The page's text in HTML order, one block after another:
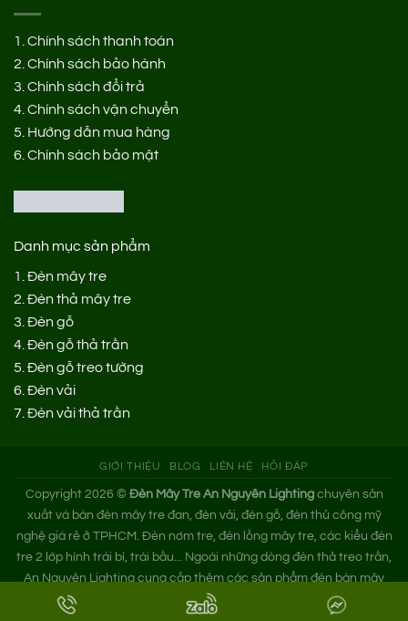
1. Chính sách thanh toán
2. Chính sách bảo hành
3. Chính sách đổi trả
4. Chính sách vận chuyển
5. Hướng dẫn mua hàng
6. Chính sách bảo mật
Danh mục sản phẩm
1. Đèn mây tre
2. Đèn thả mây tre
3. Đèn gỗ
4. Đèn gỗ thả trần
5. Đèn gỗ treo tường
6. Đèn vải
7. Đèn vải thả trần
GIỚI THIỆU BLOG LIÊN HỆ HỎI ĐÁP
Copyright 2026 © Đèn Mây Tre An Nguyên Lightingchuyên sản
xuất và bán đèn mây tre đan, đèn vải, đèn gỗ, đèn thủ công mỹ
nghệ giá rẻ ở TPHCM. Đèn nơm tre, đèn lồng mây tre, các kiểu đèn
tre 2 lớp hình trái bí, trái bầu... Ngoài những dòng đèn thả treo trần,
An Nguyên Lighting cung cấp thêm các sản phẩm đèn bàn mây
tre. Nếu bạn cần tìm xưởng đèn mây tre trang trí hoặc mua đèn tre